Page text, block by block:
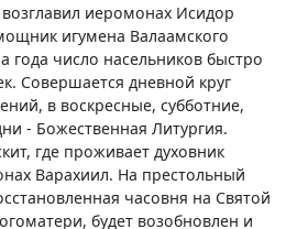
иеромонах Исидор
игумена Валаамского
года число насельников быстро
Совершается дневной круг
в воскресные, субботние,
- Божественная Литургия.
где проживает духовник
Варахиил. На престольный
часовня на Святой
будет возобновлен и